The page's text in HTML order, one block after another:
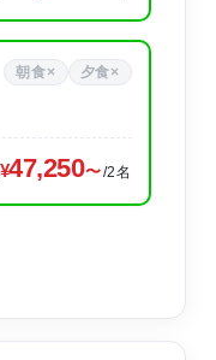
朝食× 夕食×
47,250 /2名